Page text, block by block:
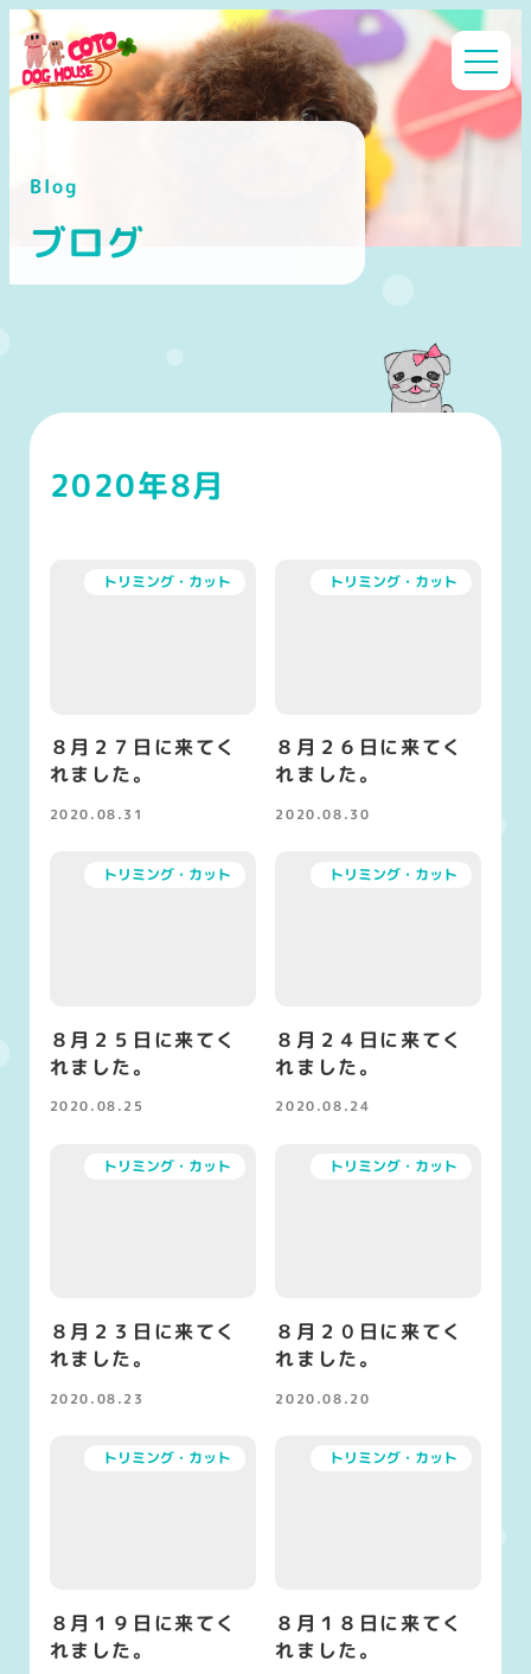
メ
イ
ン
へ
Blog
ブログ
2020年8月
トリミング・カット
８月２７日に来てく
れました。
投稿日
2020.08.31
トリミング・カット
８月２６日に来てく
れました。
投稿日
2020.08.30
トリミング・カット
８月２５日に来てく
れました。
投稿日
2020.08.25
トリミング・カット
８月２４日に来てく
れました。
投稿日
2020.08.24
トリミング・カット
８月２３日に来てく
れました。
投稿日
2020.08.23
トリミング・カット
８月２０日に来てく
れました。
投稿日
2020.08.20
トリミング・カット
８月１９日に来てく
れました。
トリミング・カット
８月１８日に来てく
れました。